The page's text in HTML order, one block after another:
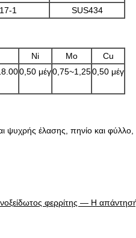
1 SUS434
Ni Μο
Cu
0,50 μέγ0,75~1,250,50 μέγ
ψυχρής έλασης, πηνίο και
φερρίτης — Η